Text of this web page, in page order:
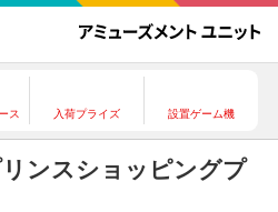
ス 入荷プライズ 設置ゲーム機
ンスショッピングプ